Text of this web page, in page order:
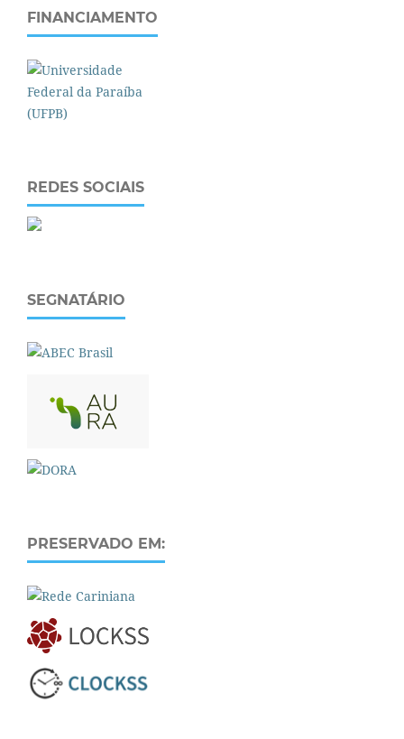
FINANCIAMENTO
REDES SOCIAIS
SEGNATÁRIO
PRESERVADO EM: